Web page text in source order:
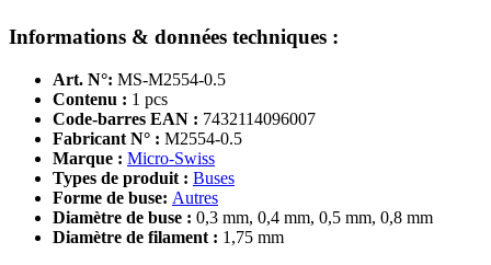
Informations & données techniques :
Art. N°: MS-M2554-0.5
Contenu : 1 pcs
Code-barres EAN : 7432114096007
Fabricant N° : M2554-0.5
Marque : Micro-Swiss
Types de produit : Buses
Forme de buse: Autres
Diamètre de buse : 0,3 mm, 0,4 mm, 0,5 mm, 0,8 mm
Diamètre de filament : 1,75 mm